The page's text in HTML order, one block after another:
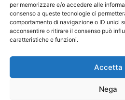
per memorizzare e/o accedere alle
consenso a queste tecnologie ci
comportamento di navigazione o ID unici
acconsentire o ritirare il consenso può
caratteristiche e funzioni.
Accetta
Nega